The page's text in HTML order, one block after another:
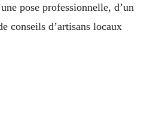
pose professionnelle, d’un
conseils d’artisans locaux